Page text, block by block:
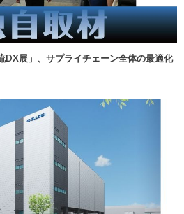
DX展」、サプライチェーン全体の最適化